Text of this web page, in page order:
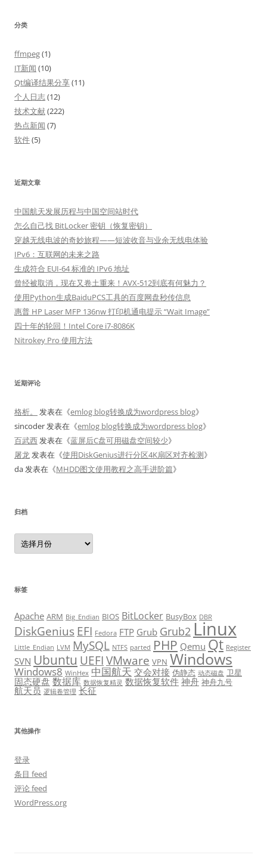
分类
ffmpeg(1)
IT新闻 (10)
Qt编译结果分享(11)
个人日志(12)
技术文献(222)
热点新闻 (7)
软件(5)
近期文章
中国航天发展历程与中国空间站时代
怎么自己找 BitLocker 密钥（恢复密钥）
穿越无线电波的奇妙旅程——短波收音与业余无线电体验
IPv6：互联网的未来之路
生成符合 EUI-64 标准的 IPv6 地址
曾经被取消，现在又卷土重来！AVX-512到底有何魅力？
使用Python生成BaiduPCS工具的百度网盘秒传信息
惠普 HP Laser MFP 136nw 打印机通电提示 “Wait Image”
四十年的轮回！Intel Core i7-8086K
Nitrokey Pro 使用方法
近期评论
格析。 发表在《emlog blog转换成为wordpress blog》
sincoder发表在《emlog blog转换成为wordpress blog》
百武西发表在《蓝屏后C盘可用磁盘空间较少》
屠龙发表在《使用DiskGenius进行分区4K扇区对齐检测》
da发表在《MHDD图文使用教程之高手进阶篇》
归档
归
档
标签
Apache ARM Big_Endian BIOS BitLocker BusyBox DBR
DiskGenius EFI Fedora FTP Grub Grub2 Linux
Little_Endian LVM MySQL NTFS parted PHP Qemu Qt Register
SVN Ubuntu UEFI VMware VPN Windows
Windows8 WinHex 中国航天 交会对接 伪静态 动态磁盘 卫星
固态硬盘 数据库 数据恢复精灵 数据恢复软件 神舟 神舟九号
航天员 逻辑卷管理 长征
其他操作
登录
条目 feed
评论 feed
WordPress.org